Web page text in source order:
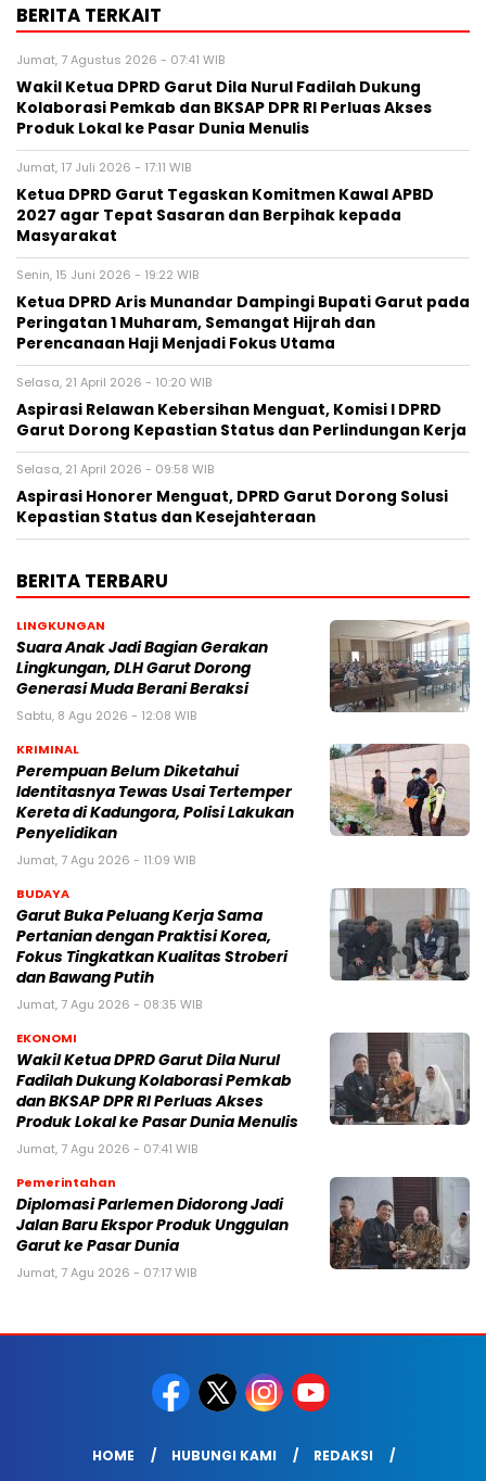
BERITA TERKAIT
Jumat, 7 Agustus 2026 - 07:41 WIB
Wakil Ketua DPRD Garut Dila Nurul Fadilah Dukung
Kolaborasi Pemkab dan BKSAP DPR RI Perluas Akses
Produk Lokal ke Pasar Dunia Menulis
Jumat, 17 Juli 2026 - 17:11 WIB
Ketua DPRD Garut Tegaskan Komitmen Kawal APBD
2027 agar Tepat Sasaran dan Berpihak kepada
Masyarakat
Senin, 15 Juni 2026 - 19:22 WIB
Ketua DPRD Aris Munandar Dampingi Bupati Garut pada
Peringatan 1 Muharam, Semangat Hijrah dan
Perencanaan Haji Menjadi Fokus Utama
Selasa, 21 April 2026 - 10:20 WIB
Aspirasi Relawan Kebersihan Menguat, Komisi I DPRD
Garut Dorong Kepastian Status dan Perlindungan Kerja
Selasa, 21 April 2026 - 09:58 WIB
Aspirasi Honorer Menguat, DPRD Garut Dorong Solusi
Kepastian Status dan Kesejahteraan
BERITA TERBARU
LINGKUNGAN
Suara Anak Jadi Bagian Gerakan
Lingkungan, DLH Garut Dorong
Generasi Muda Berani Beraksi
Sabtu, 8 Agu 2026 - 12:08 WIB
KRIMINAL
Perempuan Belum Diketahui
Identitasnya Tewas Usai Tertemper
Kereta di Kadungora, Polisi Lakukan
Penyelidikan
Jumat, 7 Agu 2026 - 11:09 WIB
BUDAYA
Garut Buka Peluang Kerja Sama
Pertanian dengan Praktisi Korea,
Fokus Tingkatkan Kualitas Stroberi
dan Bawang Putih
Jumat, 7 Agu 2026 - 08:35 WIB
EKONOMI
Wakil Ketua DPRD Garut Dila Nurul
Fadilah Dukung Kolaborasi Pemkab
dan BKSAP DPR RI Perluas Akses
Produk Lokal ke Pasar Dunia Menulis
Jumat, 7 Agu 2026 - 07:41 WIB
Pemerintahan
Diplomasi Parlemen Didorong Jadi
Jalan Baru Ekspor Produk Unggulan
Garut ke Pasar Dunia
Jumat, 7 Agu 2026 - 07:17 WIB
HOME HUBUNGI KAMI
REDAKSI